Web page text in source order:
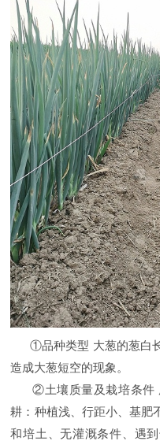
①品种类型 大葱的葱白长
造成大葱短空的现象。
②土壤质量及栽培条件
耕：种植浅、行距小、基肥
和培土、无灌溉条件、遇